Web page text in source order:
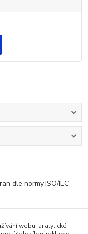
dle normy ISO/IEC
webu, analytické